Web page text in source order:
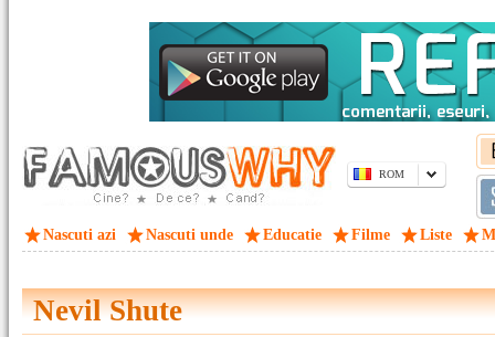
ROM
Nascuti azi Nascuti unde Educatie Filme Liste
Nevil Shute